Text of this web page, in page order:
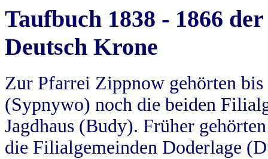
Taufbuch 1838 - 1866
Deutsch Krone
Zur Pfarrei Zippnow gehörten
(Sypnywo) noch die beiden
Jagdhaus (Budy). Früher
die Filialgemeinden Doderlage